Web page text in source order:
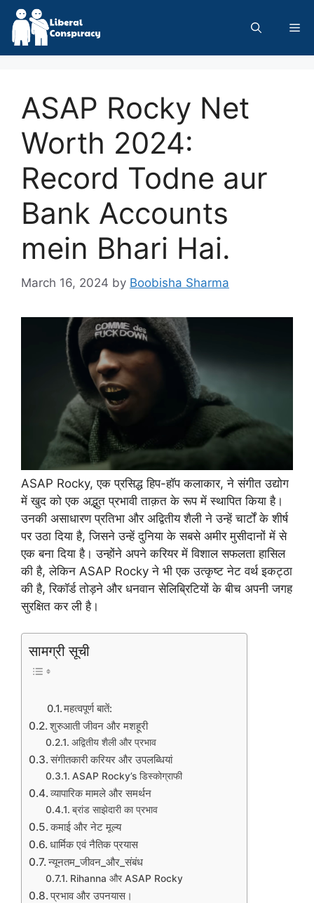
Skip
content
ASAP Rocky Net
Worth 2024:
Record Todne aur
Bank Accounts
mein Bhari Hai.
March 16, 2024 by Boobisha Sharma
ASAP Rocky, एक प्रसिद्ध हिप-हॉप कलाकार, ने संगीत उद्योग
में खुद को एक अद्भुत प्रभावी ताक़त के रूप में स्थापित किया है।
उनकी असाधारण प्रतिभा और अद्वितीय शैली ने उन्हें चार्टों के शीर्ष
पर उठा दिया है, जिसने उन्हें दुनिया के सबसे अमीर मुसीदानों में से
एक बना दिया है। उन्होंने अपने करियर में विशाल सफलता हासिल
की है, लेकिन ASAP Rocky ने भी एक उत्कृष्ट नेट वर्थ इकट्ठा
की है, रिकॉर्ड तोड़ने और धनवान सेलिब्रिटियों के बीच अपनी जगह
सुरक्षित कर ली है।
सामग्री सूची
महत्वपूर्ण बातें:
शुरुआती जीवन और मशहूरी
अद्वितीय शैली और प्रभाव
संगीतकारी करियर और उपलब्धियां
ASAP Rocky’s डिस्कोग्राफी
व्यापारिक मामले और समर्थन
ब्रांड साझेदारी का प्रभाव
कमाई और नेट मूल्य
धार्मिक एवं नैतिक प्रयास
न्यूनतम_जीवन_और_संबंध
Rihanna और ASAP Rocky
प्रभाव और उपनयास।